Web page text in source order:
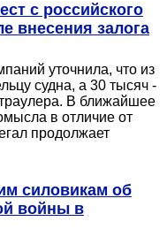
с российского
внесения залога
уточнила, что из
судна, а 30 тысяч -
В ближайшее
в отличие от
продолжает
силовикам об
войны в